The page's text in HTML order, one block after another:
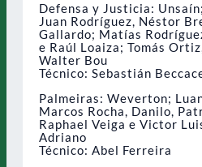
Defensa y Justicia:
Juan Rodríguez, Néstor
Gallardo; Matías
e Raúl Loaiza; Tomás
Walter Bou
Técnico: Sebastián
Palmeiras: Weverton;
Marcos Rocha, Danilo,
Raphael Veiga e Victor
Adriano
Técnico: Abel Ferreira